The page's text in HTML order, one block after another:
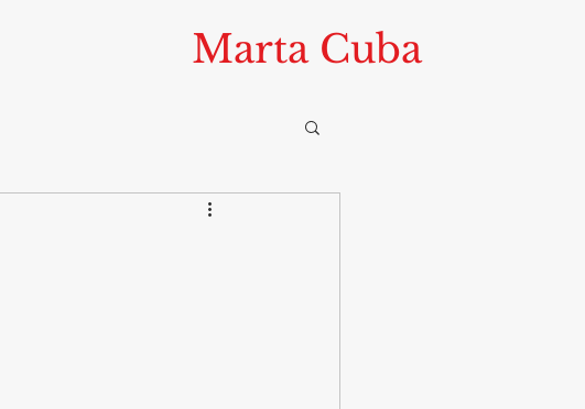
Marta Cuba